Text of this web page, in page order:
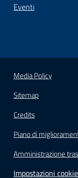
Eventi
Media Policy
Sitemap
Credits
Piano di
Amministrazione
Impostazioni cookie